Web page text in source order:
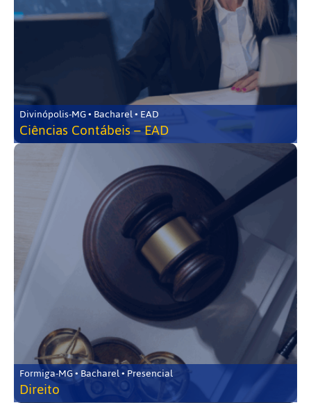
Divinópolis-MG • Bacharel • EAD
Ciências Contábeis – EAD
Formiga-MG • Bacharel • Presencial
Direito